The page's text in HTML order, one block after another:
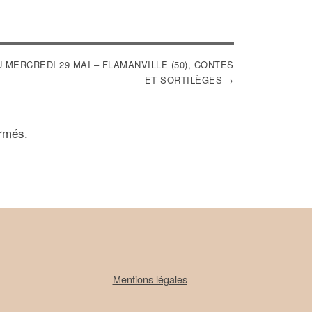
MERCREDI 29 MAI – FLAMANVILLE (50), CONTES
ET SORTILÈGES
Mentions légales